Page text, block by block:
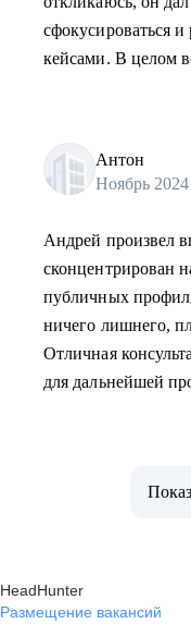
сфокусироваться
кейсами. В целом
Антон
Ноябрь 2024
Андрей произвел
сконцентрирован
публичных
ничего лишнего,
Отличная
для дальнейшей
HeadHunter
Размещение вакансий